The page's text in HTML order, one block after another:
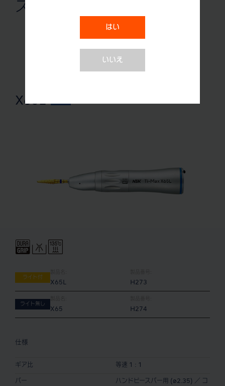
はい
いいえ
ストレート
X65L
ライト付
X65L H273
ライト無し
X65 H274
仕様
ギア比 等速 1 : 1
バー
ハンドピースバー用 (ø2.35) ／ コ